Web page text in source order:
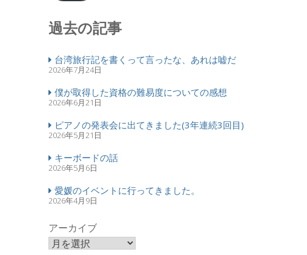
過去の記事
台湾旅行記を書くって言ったな、あれは嘘だ
2026年7月24日
僕が取得した資格の難易度についての感想
2026年6月21日
ピアノの発表会に出てきました(3年連続3回目)
2026年5月21日
キーボードの話
2026年5月6日
愛媛のイベントに行ってきました。
2026年4月9日
アーカイブ